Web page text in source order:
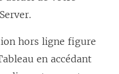
hors ligne figure
en accédant